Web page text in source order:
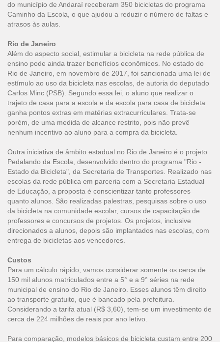
do município de Andaraí receberam 350 bicicletas do programa
Caminho da Escola, o que ajudou a reduzir o número de faltas e
atrasos às aulas.
Rio de Janeiro
Além do aspecto social, estimular a bicicleta na rede pública de
ensino pode ainda trazer benefícios econômicos. No estado do
Rio de Janeiro, em novembro de 2017, foi sancionada uma lei de
estímulo ao uso da bicicleta nas escolas, de autoria do deputado
Carlos Minc (PSB). Segundo essa lei, o aluno que realizar o
trajeto de casa para a escola e da escola para casa de bicicleta
ganha pontos extras em matérias extracurriculares. Trata-se
porém, de uma medida de alcance restrito, pois não prevê
nenhum incentivo ao aluno para a compra da bicicleta.
Outra iniciativa de âmbito estadual no Rio de Janeiro é o projeto
Pedalando da Escola, desenvolvido dentro do programa "Rio -
Estado da Bicicleta", da Secretaria de Transportes. Realizado nas
escolas da rede pública em parceria com a Secretaria Estadual
de Educação, a proposta é conscientizar tanto professores
quanto alunos. São realizadas palestras, pesquisas sobre o uso
da bicicleta na comunidade escolar, cursos de capacitação de
professores e concursos de projetos. Os projetos, inclusive
direcionados a alunos, depois são implantados nas escolas, com
entrega de bicicletas aos vencedores.
Custos
Para um cálculo rápido, vamos considerar somente os cerca de
150 mil alunos matriculados entre a 5° e a 9° séries na rede
municipal de ensino do Rio de Janeiro. Esses alunos têm direito
ao transporte gratuito, que é bancado pela prefeitura.
Considerando a tarifa atual (R$ 3,60), tem-se um investimento de
cerca de 224 milhões de reais por ano letivo.
Para comparação, modelos básicos de bicicleta custam entre 200